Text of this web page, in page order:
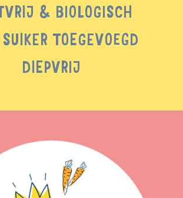
& BIOLOGISCH
TOEGEVOEGD
DIEPVRIJ